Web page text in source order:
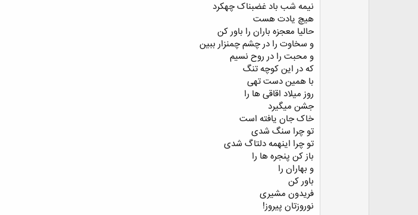
نیمه شب باد غضبناک چهکرد
هیچ یادت هست
حالیا معجزه باران را باور کن
و سخاوت را در چشم چمنزار ببین
و محبت را در روح نسیم
که در این کوچه تنگ
با همین دست تهی
روز میلاد اقاقی ها را
جشن میگیرد
خاک جان یافته است
تو چرا سنگ شدی
تو چرا اینهمه دلتاگ شدی
باز کن پنجره ها را
و بهاران را
باور کن
فریدون مشیری
نوروزتان پیروز!